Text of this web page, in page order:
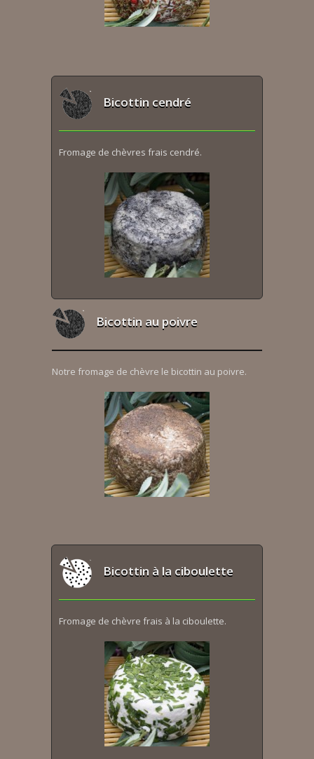
Bicottin cendré
Fromage de chèvres frais cendré.
Bicottin au poivre
Notre fromage de chèvre le bicottin au poivre.
Bicottin à la ciboulette
Fromage de chèvre frais à la ciboulette.